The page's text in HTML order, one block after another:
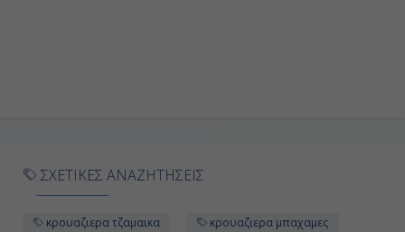
ΣΧΕΤΙΚΕΣ ΑΝΑΖΗΤΗΣΕΙΣ
κρουαζιερα τζαμαικα
κρουαζιερα μπαχαμες